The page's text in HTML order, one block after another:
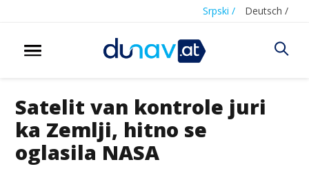
Srpski / Deutsch /
Satelit van kontrole juri
ka Zemlji, hitno se
oglasila NASA